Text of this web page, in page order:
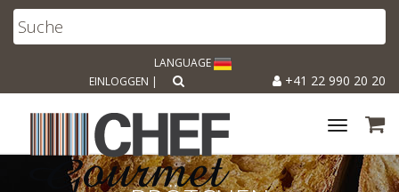
LANGUAGE
+41 22 990 20 20
EINLOGGEN |
Toggle